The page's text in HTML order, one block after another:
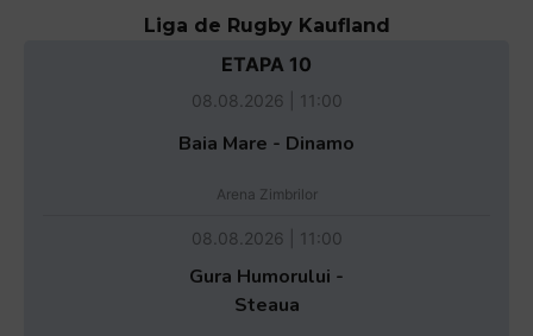
Liga de Rugby Kaufland
ETAPA 10
08.08.2026 | 11:00
Baia Mare - Dinamo
Arena Zimbrilor
08.08.2026 | 11:00
Gura Humorului -
Steaua